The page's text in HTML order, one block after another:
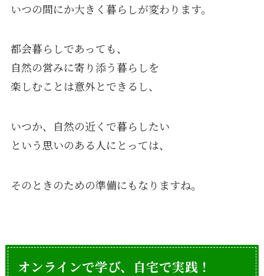
いつの間にか大きく暮らしが変わります。
都会暮らしであっても、
自然の営みに寄り添う暮らしを
楽しむことは意外とできるし、
いつか、自然の近くで暮らしたい
という思いのある人にとっては、
そのときのための準備にもなりますね。
オンラインで学び、自宅で実践！